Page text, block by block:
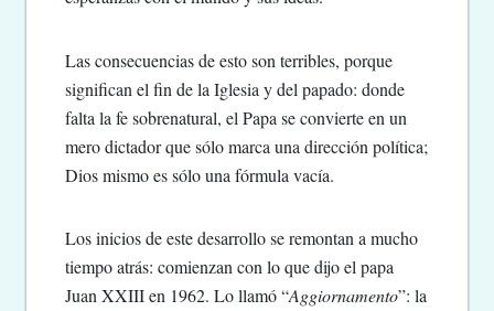
Las consecuencias de esto son terribles, porque
significan el fin de la Iglesia y del papado: donde
falta la fe sobrenatural, el Papa se convierte en un
mero dictador que sólo marca una dirección política;
Dios mismo es sólo una fórmula vacía.
Los inicios de este desarrollo se remontan a mucho
tiempo atrás: comienzan con lo que dijo el papa
Juan XXIII en 1962. Lo llamó “Aggiornamento”: la